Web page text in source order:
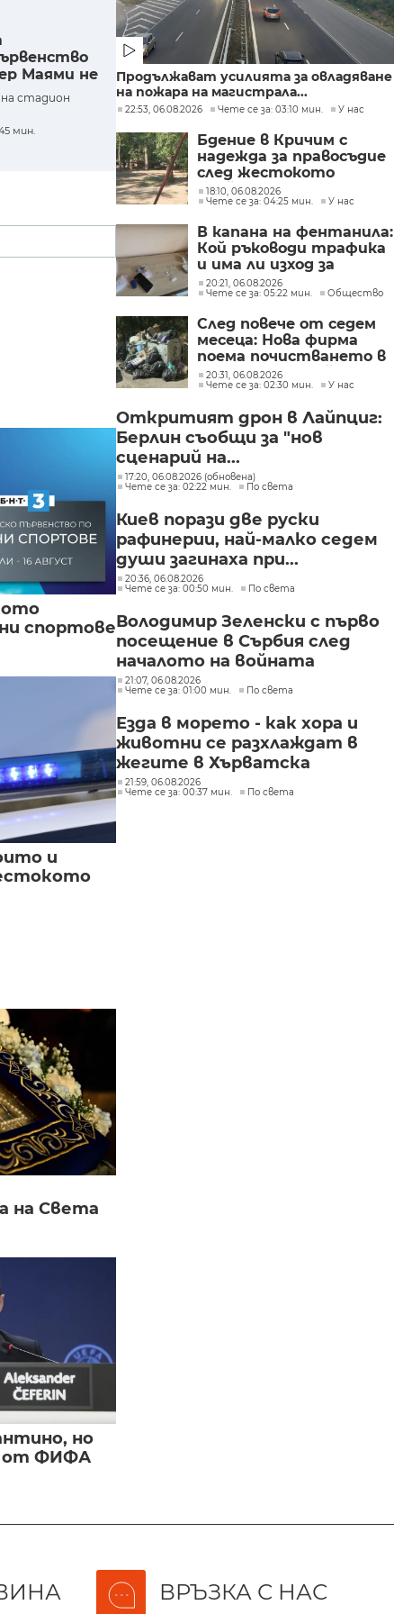
Маями не
стадион
мин.
спортове
и
на Света
но
от ФИФА
Продължават усилията за овладяване
на пожара на магистрала...
22:53, 06.08.2026 Чете се за: 03:10 мин. У нас
Бдение в Кричим с
надежда за правосъдие
след жестокото
убийство на млад мъж
в Пловдив от
18:10, 06.08.2026
Чете се за: 04:25 мин.
У нас
В капана на фентанила:
Кой ръководи трафика
и има ли изход за
пристрастените?
20:21, 06.08.2026
Чете се за: 05:22 мин.
Общество
След повече от седем
месеца: Нова фирма
поема почистването в
столичните райони
"Слатина", "Подуяне" и
20:31, 06.08.2026
Чете се за: 02:30 мин.
У нас
Откритият дрон в Лайпциг:
Берлин съобщи за "нов
сценарий на...
17:20, 06.08.2026 (обновена)
Чете се за: 02:22 мин.
По света
Киев порази две руски
рафинерии, най-малко седем
души загинаха при...
20:36, 06.08.2026
Чете се за: 00:50 мин.
По света
Володимир Зеленски с първо
посещение в Сърбия след
началото на войната
21:07, 06.08.2026
Чете се за: 01:00 мин.
По света
Езда в морето - как хора и
животни се разхлаждат в
жегите в Хърватска
21:59, 06.08.2026
Чете се за: 00:37 мин.
По света
ВРЪЗКА С НАС